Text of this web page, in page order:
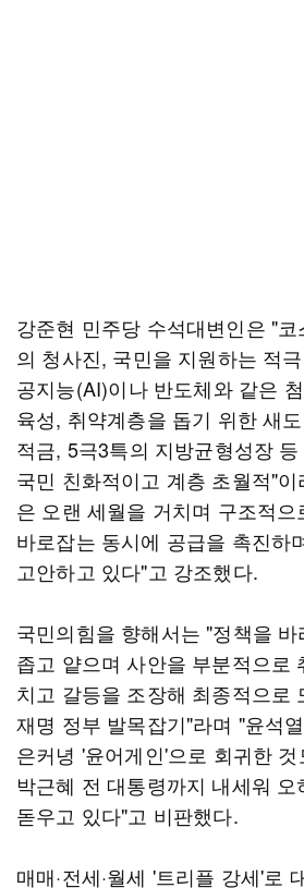
강준현 민주당 수석대변인은 "
의 청사진, 국민을 지원하는 적
공지능(AI)이나 반도체와 같은
육성, 취약계층을 돕기 위한 새
적금, 5극3특의 지방균형성장
국민 친화적이고 계층 초월적"
은 오랜 세월을 거치며 구조적
바로잡는 동시에 공급을 촉진하
고안하고 있다"고 강조했다.
국민의힘을 향해서는 "정책을
좁고 얕으며 사안을 부분적으로
치고 갈등을 조장해 최종적으로
재명 정부 발목잡기"라며 "윤석
은커녕 '윤어게인'으로 회귀한
박근혜 전 대통령까지 내세워
돋우고 있다"고 비판했다.
매매·전세·월세 '트리플 강세'로